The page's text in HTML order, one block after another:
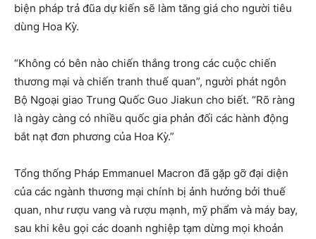
biện pháp trả đũa dự kiến ​​sẽ làm tăng giá cho người tiêu
dùng Hoa Kỳ.
“Không có bên nào chiến thắng trong các cuộc chiến
thương mại và chiến tranh thuế quan”, người phát ngôn
Bộ Ngoại giao Trung Quốc Guo Jiakun cho biết. “Rõ ràng
là ngày càng có nhiều quốc gia phản đối các hành động
bắt nạt đơn phương của Hoa Kỳ.”
Tổng thống Pháp Emmanuel Macron đã gặp gỡ đại diện
của các ngành thương mại chính bị ảnh hưởng bởi thuế
quan, như rượu vang và rượu mạnh, mỹ phẩm và máy bay,
sau khi kêu gọi các doanh nghiệp tạm dừng mọi khoản